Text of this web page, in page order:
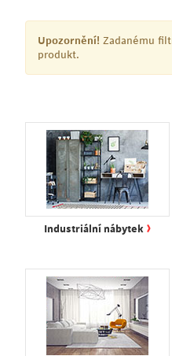
Upozornění! Zadanému
produkt.
Industriální nábytek ›